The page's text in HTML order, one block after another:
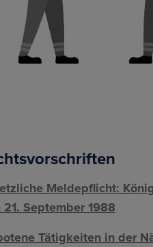
Meldepflicht:
21. September 1988
Tätigkeiten in der